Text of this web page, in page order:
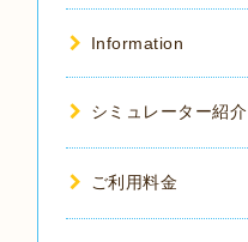
Information
シミュレーター紹介
ご利用料金